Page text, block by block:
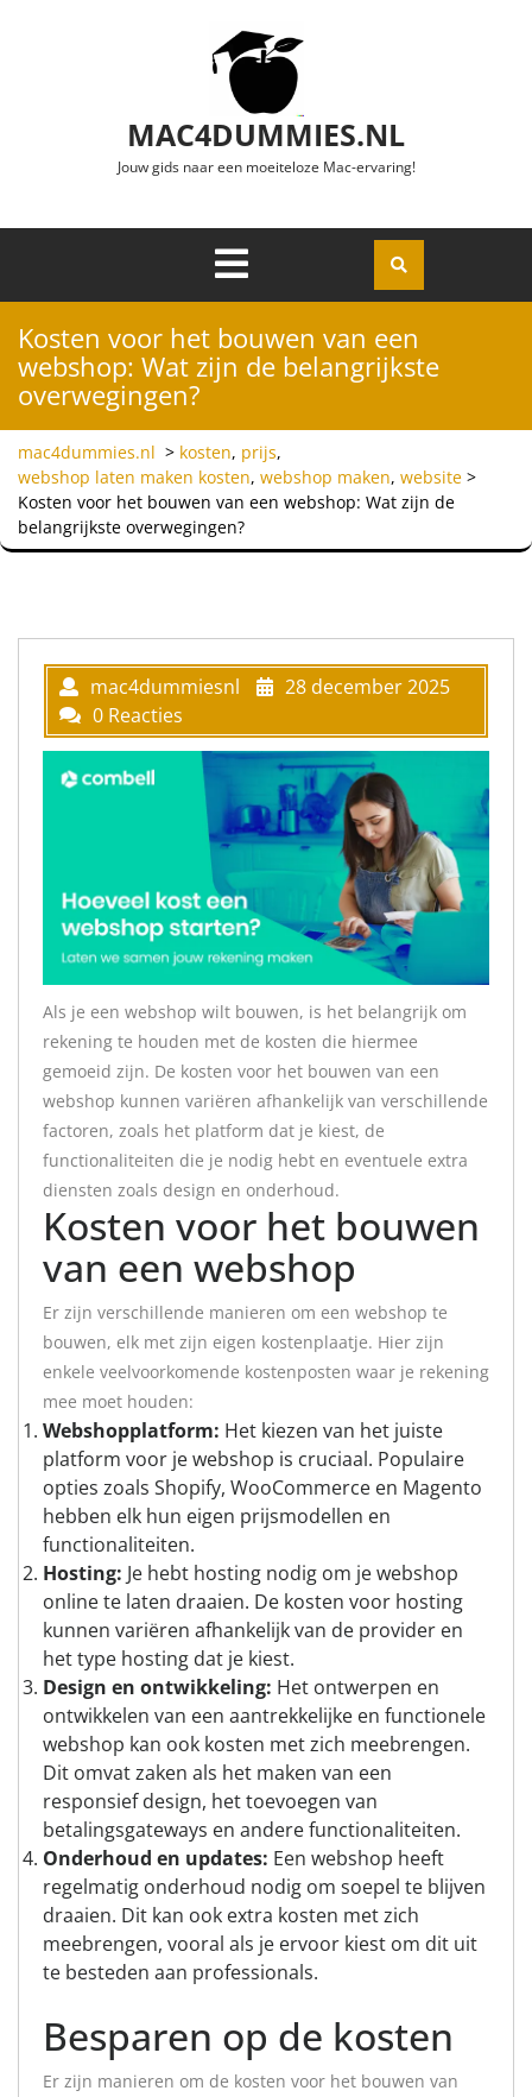
MAC4DUMMIES.NL
Jouw gids naar een moeiteloze Mac-ervaring!
Openen
Kosten voor het bouwen van een
webshop: Wat zijn de belangrijkste
overwegingen?
mac4dummies.nl > kosten, prijs,
webshop laten maken kosten, webshop maken, website >
Kosten voor het bouwen van een webshop: Wat zijn de
belangrijkste overwegingen?
mac4dummiesnl
28 december 2025
0 Reacties
Als je een webshop wilt bouwen, is het belangrijk om
rekening te houden met de kosten die hiermee
gemoeid zijn. De kosten voor het bouwen van een
webshop kunnen variëren afhankelijk van verschillende
factoren, zoals het platform dat je kiest, de
functionaliteiten die je nodig hebt en eventuele extra
diensten zoals design en onderhoud.
Kosten voor het bouwen
van een webshop
Er zijn verschillende manieren om een webshop te
bouwen, elk met zijn eigen kostenplaatje. Hier zijn
enkele veelvoorkomende kostenposten waar je rekening
mee moet houden:
Webshopplatform: Het kiezen van het juiste
platform voor je webshop is cruciaal. Populaire
opties zoals Shopify, WooCommerce en Magento
hebben elk hun eigen prijsmodellen en
functionaliteiten.
Hosting: Je hebt hosting nodig om je webshop
online te laten draaien. De kosten voor hosting
kunnen variëren afhankelijk van de provider en
het type hosting dat je kiest.
Design en ontwikkeling: Het ontwerpen en
ontwikkelen van een aantrekkelijke en functionele
webshop kan ook kosten met zich meebrengen.
Dit omvat zaken als het maken van een
responsief design, het toevoegen van
betalingsgateways en andere functionaliteiten.
Onderhoud en updates: Een webshop heeft
regelmatig onderhoud nodig om soepel te blijven
draaien. Dit kan ook extra kosten met zich
meebrengen, vooral als je ervoor kiest om dit uit
te besteden aan professionals.
Besparen op de kosten
Er zijn manieren om de kosten voor het bouwen van